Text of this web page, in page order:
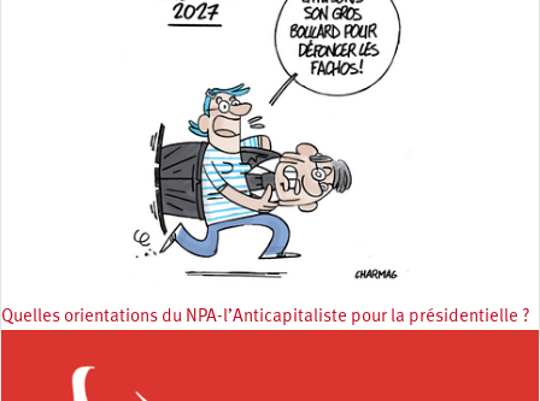
Quelles orientations du NPA-l’Anticapitaliste pour la présidentielle ?